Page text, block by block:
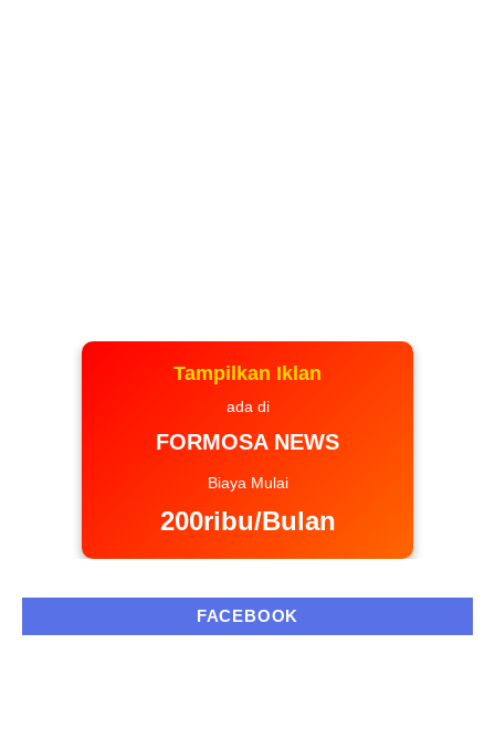
Tampilkan Iklan
ada di
FORMOSA NEWS
Biaya Mulai
200ribu/Bulan
FACEBOOK